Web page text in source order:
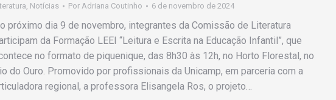
, Notícias Por Adriana Coutinho 6 de novembro de 2024
próximo dia 9 de novembro, integrantes da Comissão de Literatura
da Formação LEEI “Leitura e Escrita na Educação Infantil”, que
no formato de piquenique, das 8h30 às 12h, no Horto Florestal, no
do Ouro. Promovido por profissionais da Unicamp, em parceria com a
regional, a professora Elisangela Ros, o projeto…